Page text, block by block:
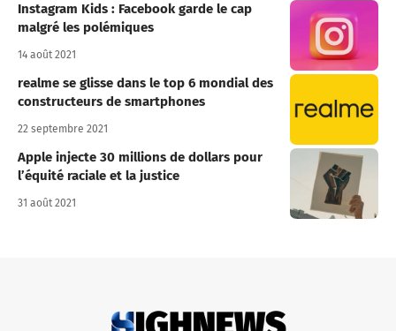
Instagram Kids : Facebook garde le cap
malgré les polémiques
14 août 2021
realme se glisse dans le top 6 mondial des
constructeurs de smartphones
22 septembre 2021
Apple injecte 30 millions de dollars pour
l’équité raciale et la justice
31 août 2021